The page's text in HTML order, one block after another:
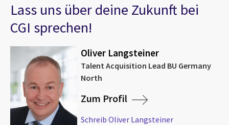
Lass uns über deine Zukunft bei
CGI sprechen!
Oliver Langsteiner
Talent Acquisition Lead BU Germany
North
Zum Profil
Schreib Oliver Langsteiner